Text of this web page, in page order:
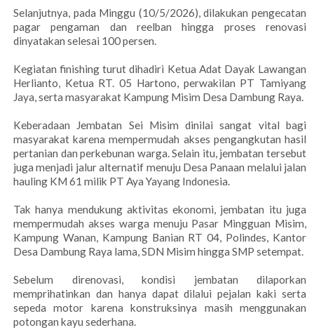
Selanjutnya, pada Minggu (10/5/2026), dilakukan pengecatan
pagar pengaman dan reelban hingga proses renovasi
dinyatakan selesai 100 persen.
Kegiatan finishing turut dihadiri Ketua Adat Dayak Lawangan
Herlianto, Ketua RT. 05 Hartono, perwakilan PT Tamiyang
Jaya, serta masyarakat Kampung Misim Desa Dambung Raya.
Keberadaan Jembatan Sei Misim dinilai sangat vital bagi
masyarakat karena mempermudah akses pengangkutan hasil
pertanian dan perkebunan warga. Selain itu, jembatan tersebut
juga menjadi jalur alternatif menuju Desa Panaan melalui jalan
hauling KM 61 milik PT Aya Yayang Indonesia.
Tak hanya mendukung aktivitas ekonomi, jembatan itu juga
mempermudah akses warga menuju Pasar Mingguan Misim,
Kampung Wanan, Kampung Banian RT 04, Polindes, Kantor
Desa Dambung Raya lama, SDN Misim hingga SMP setempat.
Sebelum direnovasi, kondisi jembatan dilaporkan
memprihatinkan dan hanya dapat dilalui pejalan kaki serta
sepeda motor karena konstruksinya masih menggunakan
potongan kayu sederhana.